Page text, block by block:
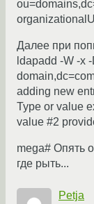
Далее при
ldapadd -W -x
adding new
Type or value
value #2
mega# Опять
где рыть...
Petja